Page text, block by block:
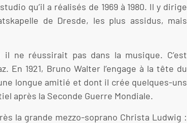
qu’il a réalisés de 1969 à 1980. Il y dirige
de Dresde, les plus assidus, mais
ne réussirait pas dans la musique. C’est
En 1921, Bruno Walter l’engage à la tête du
longue amitié et dont il crée quelques-uns
après la Seconde Guerre Mondiale.
la grande mezzo-soprano Christa Ludwig :